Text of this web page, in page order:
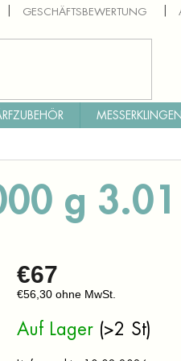
GESCHÄFTSBEWERTUNG
g
€67
€56,30 ohne MwSt.
Auf Lager (>2 St)